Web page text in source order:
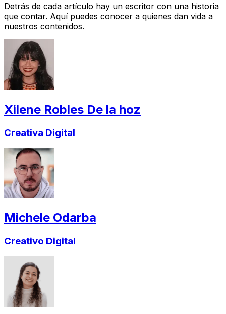
Detrás de cada artículo hay un escritor con una historia
que contar. Aquí puedes conocer a quienes dan vida a
nuestros contenidos.
Xilene Robles De la hoz
Creativa Digital
Michele Odarba
Creativo Digital